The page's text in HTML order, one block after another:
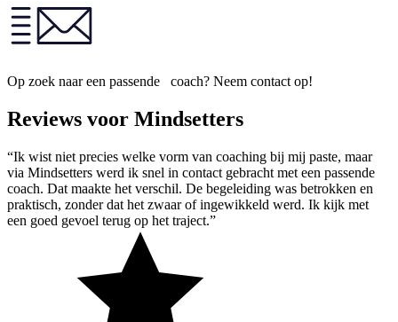
Op zoek naar een passende coach? Neem contact op!
Reviews voor Mindsetters
“Ik wist niet precies welke vorm van coaching bij mij paste, maar
via Mindsetters werd ik snel in contact gebracht met een passende
coach. Dat maakte het verschil. De begeleiding was betrokken en
praktisch, zonder dat het zwaar of ingewikkeld werd. Ik kijk met
een goed gevoel terug op het traject.”